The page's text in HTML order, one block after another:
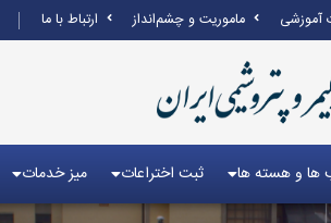
آموزشی ماموریت و چشم‌انداز ارتباط با ما
ها و هسته ها ثبت اختراعات میز خدمات